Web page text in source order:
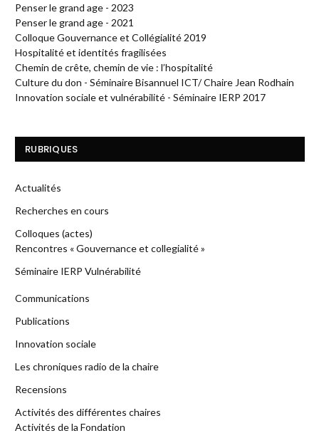
Penser le grand age - 2023
Penser le grand age - 2021
Colloque Gouvernance et Collégialité 2019
Hospitalité et identités fragilisées
Chemin de crête, chemin de vie : l’hospitalité
Culture du don - Séminaire Bisannuel ICT/ Chaire Jean Rodhain
Innovation sociale et vulnérabilité - Séminaire IERP 2017
RUBRIQUES
Actualités
Recherches en cours
Colloques (actes)
Rencontres « Gouvernance et collegialité »
Séminaire IERP Vulnérabilité
Communications
Publications
Innovation sociale
Les chroniques radio de la chaire
Recensions
Activités des différentes chaires
Activités de la Fondation